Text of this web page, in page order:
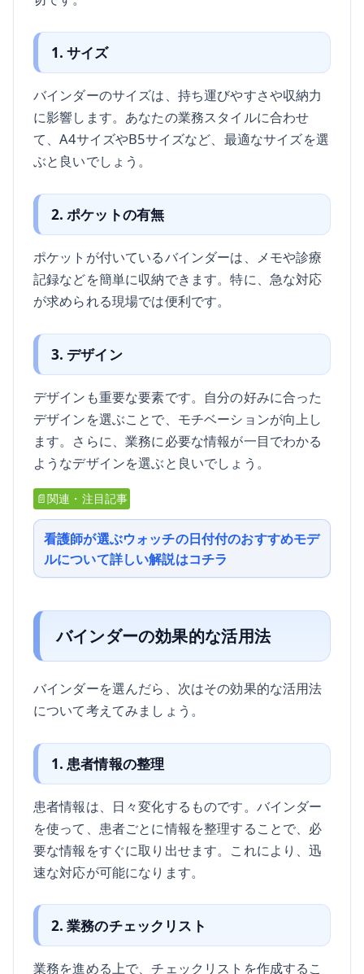
1. サイズ
バインダーのサイズは、持ち運びやすさや収納力
に影響します。あなたの業務スタイルに合わせ
て、A4サイズやB5サイズなど、最適なサイズを選
ぶと良いでしょう。
2. ポケットの有無
ポケットが付いているバインダーは、メモや診療
記録などを簡単に収納できます。特に、急な対応
が求められる現場では便利です。
3. デザイン
デザインも重要な要素です。自分の好みに合った
デザインを選ぶことで、モチベーションが向上し
ます。さらに、業務に必要な情報が一目でわかる
ようなデザインを選ぶと良いでしょう。
📄関連・注目記事
看護師が選ぶウォッチの日付付のおすすめモデ
ルについて詳しい解説はコチラ
バインダーの効果的な活用法
バインダーを選んだら、次はその効果的な活用法
について考えてみましょう。
1. 患者情報の整理
患者情報は、日々変化するものです。バインダー
を使って、患者ごとに情報を整理することで、必
要な情報をすぐに取り出せます。これにより、迅
速な対応が可能になります。
2. 業務のチェックリスト
業務を進める上で、チェックリストを作成するこ